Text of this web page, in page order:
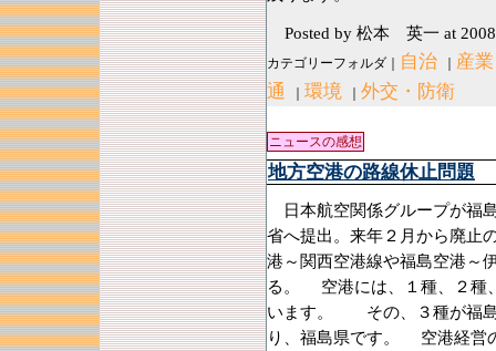
Posted by 松本 英一 at
カテゴリーフォルダ｜ 自治
産
通
環境 外交・防衛
ニュースの感想
地方空港の路線休止問題
日本航空関係グループが福
省へ提出。来年２月から廃
港～関西空港線や福島空港～
る。 空港には、１種、２種
います。 その、３種が福島
り、福島県です。 空港経営